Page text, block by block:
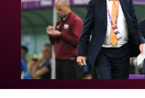
出場国
日本代表
Team Japan
日程・結果